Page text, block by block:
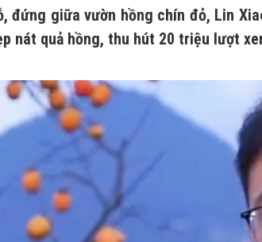
đứng giữa vườn hồng chín đỏ, Lin
nát quả hồng, thu hút 20 triệu lượt